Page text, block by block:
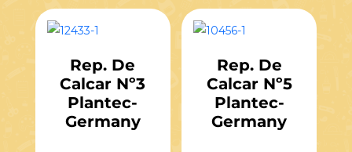
Rep. De
Calcar Nº3
Plantec-
Germany
Rep. De
Calcar Nº5
Plantec-
Germany